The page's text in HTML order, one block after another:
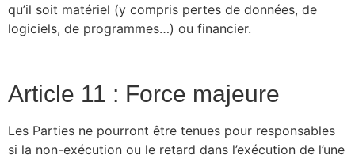
qu’il soit matériel (y compris pertes de données, de
logiciels, de programmes…) ou financier.
Article 11 : Force majeure
Les Parties ne pourront être tenues pour responsables
si la non-exécution ou le retard dans l’exécution de l’une